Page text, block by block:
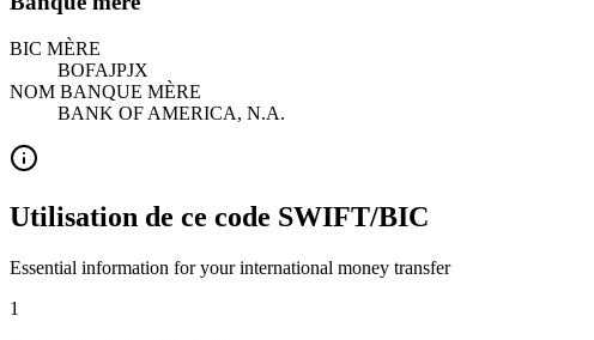
BIC MÈRE
BOFAJPJX
NOM BANQUE MÈRE
BANK OF AMERICA, N.A.
Utilisation de ce code SWIFT/BIC
Essential information for your international money transfer
1